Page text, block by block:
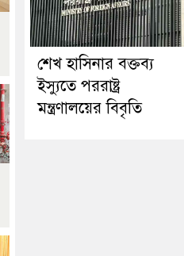
শেখ হাসিনার বক্তব্য
ইস্যুতে পররাষ্ট্র
মন্ত্রণালয়ের বিবৃতি